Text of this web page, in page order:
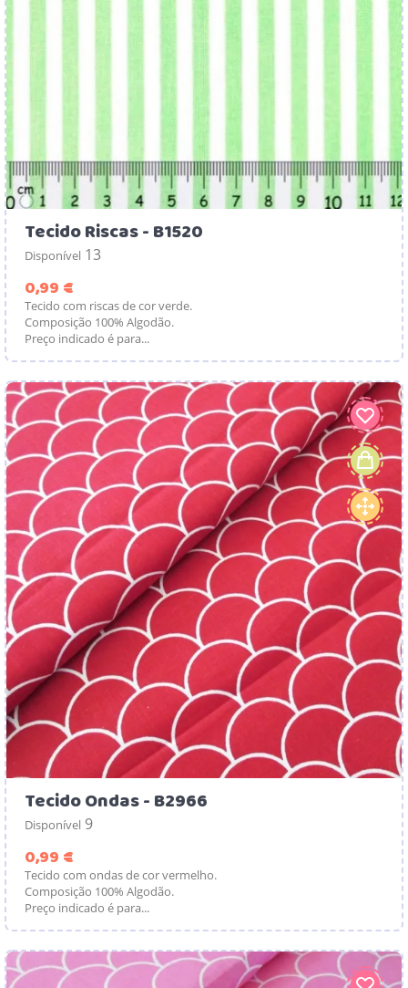
Tecido Riscas - B1520
Disponível 13
0,99 €
Tecido com riscas de cor verde.
Composição 100% Algodão.
Preço indicado é para...
Tecido Ondas - B2966
Disponível 9
0,99 €
Tecido com ondas de cor vermelho.
Composição 100% Algodão.
Preço indicado é para...